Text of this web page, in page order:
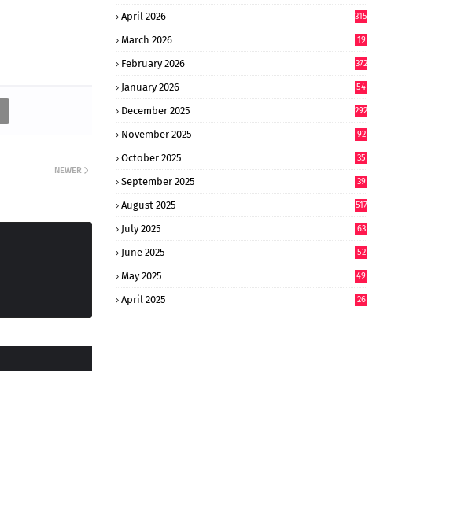
NEWER
April 2026 315
March 2026
19
February 2026 372
January 2026
54
December 2025 292
November 2025 92
October 2025 35
September 2025
39
August 2025 517
July 2025
63
June 2025
52
May 2025
49
April 2025 26